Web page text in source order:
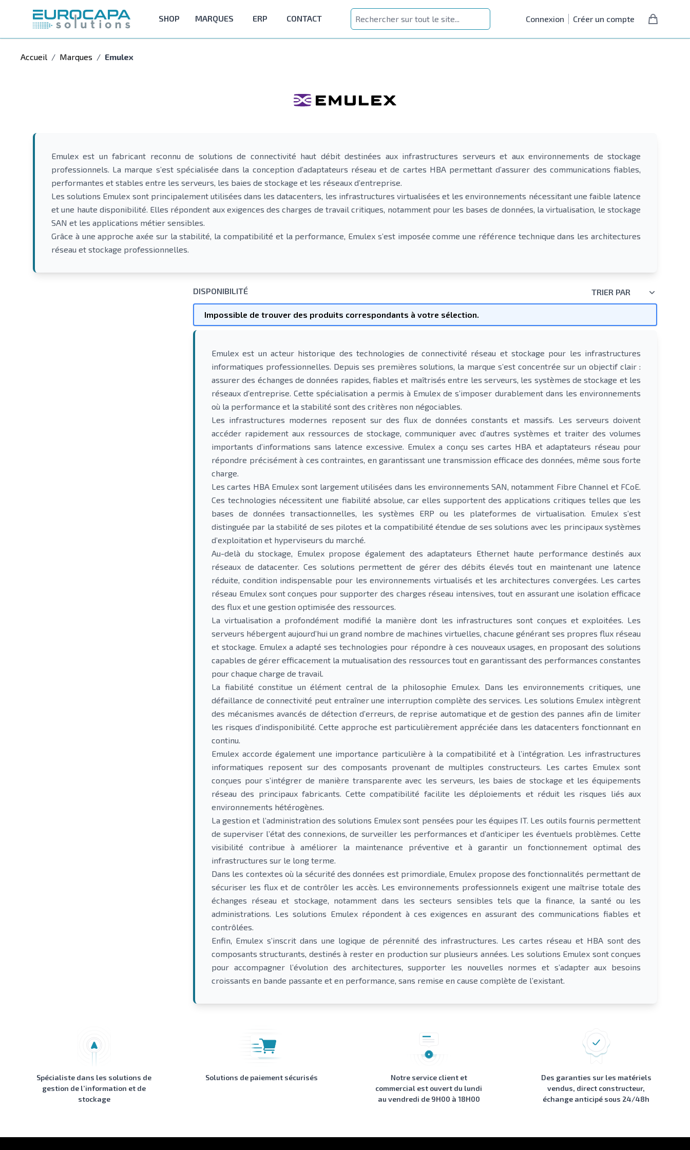
SHOP
MARQUES ERP CONTACT Connexion Créer un compte
Accueil / Marques / Emulex
Emulex est un fabricant reconnu de solutions de connectivité haut débit destinées aux infrastructures serveurs et aux environnements de stockage
professionnels. La marque s’est spécialisée dans la conception d’adaptateurs réseau et de cartes HBA permettant d’assurer des communications fiables,
performantes et stables entre les serveurs, les baies de stockage et les réseaux d’entreprise.
Les solutions Emulex sont principalement utilisées dans les datacenters, les infrastructures virtualisées et les environnements nécessitant une faible latence
et une haute disponibilité. Elles répondent aux exigences des charges de travail critiques, notamment pour les bases de données, la virtualisation, le stockage
SAN et les applications métier sensibles.
Grâce à une approche axée sur la stabilité, la compatibilité et la performance, Emulex s’est imposée comme une référence technique dans les architectures
réseau et stockage professionnelles.
DISPONIBILITÉ TRIER PAR
Impossible de trouver des produits correspondants à votre sélection.
Emulex est un acteur historique des technologies de connectivité réseau et stockage pour les infrastructures
informatiques professionnelles. Depuis ses premières solutions, la marque s’est concentrée sur un objectif clair :
assurer des échanges de données rapides, fiables et maîtrisés entre les serveurs, les systèmes de stockage et les
réseaux d’entreprise. Cette spécialisation a permis à Emulex de s’imposer durablement dans les environnements
où la performance et la stabilité sont des critères non négociables.
Les infrastructures modernes reposent sur des flux de données constants et massifs. Les serveurs doivent
accéder rapidement aux ressources de stockage, communiquer avec d’autres systèmes et traiter des volumes
importants d’informations sans latence excessive. Emulex a conçu ses cartes HBA et adaptateurs réseau pour
répondre précisément à ces contraintes, en garantissant une transmission efficace des données, même sous forte
charge.
Les cartes HBA Emulex sont largement utilisées dans les environnements SAN, notamment Fibre Channel et FCoE.
Ces technologies nécessitent une fiabilité absolue, car elles supportent des applications critiques telles que les
bases de données transactionnelles, les systèmes ERP ou les plateformes de virtualisation. Emulex s’est
distinguée par la stabilité de ses pilotes et la compatibilité étendue de ses solutions avec les principaux systèmes
d’exploitation et hyperviseurs du marché.
Au-delà du stockage, Emulex propose également des adaptateurs Ethernet haute performance destinés aux
réseaux de datacenter. Ces solutions permettent de gérer des débits élevés tout en maintenant une latence
réduite, condition indispensable pour les environnements virtualisés et les architectures convergées. Les cartes
réseau Emulex sont conçues pour supporter des charges réseau intensives, tout en assurant une isolation efficace
des flux et une gestion optimisée des ressources.
La virtualisation a profondément modifié la manière dont les infrastructures sont conçues et exploitées. Les
serveurs hébergent aujourd’hui un grand nombre de machines virtuelles, chacune générant ses propres flux réseau
et stockage. Emulex a adapté ses technologies pour répondre à ces nouveaux usages, en proposant des solutions
capables de gérer efficacement la mutualisation des ressources tout en garantissant des performances constantes
pour chaque charge de travail.
La fiabilité constitue un élément central de la philosophie Emulex. Dans les environnements critiques, une
défaillance de connectivité peut entraîner une interruption complète des services. Les solutions Emulex intègrent
des mécanismes avancés de détection d’erreurs, de reprise automatique et de gestion des pannes afin de limiter
les risques d’indisponibilité. Cette approche est particulièrement appréciée dans les datacenters fonctionnant en
continu.
Emulex accorde également une importance particulière à la compatibilité et à l’intégration. Les infrastructures
informatiques reposent sur des composants provenant de multiples constructeurs. Les cartes Emulex sont
conçues pour s’intégrer de manière transparente avec les serveurs, les baies de stockage et les équipements
réseau des principaux fabricants. Cette compatibilité facilite les déploiements et réduit les risques liés aux
environnements hétérogènes.
La gestion et l’administration des solutions Emulex sont pensées pour les équipes IT. Les outils fournis permettent
de superviser l’état des connexions, de surveiller les performances et d’anticiper les éventuels problèmes. Cette
visibilité contribue à améliorer la maintenance préventive et à garantir un fonctionnement optimal des
infrastructures sur le long terme.
Dans les contextes où la sécurité des données est primordiale, Emulex propose des fonctionnalités permettant de
sécuriser les flux et de contrôler les accès. Les environnements professionnels exigent une maîtrise totale des
échanges réseau et stockage, notamment dans les secteurs sensibles tels que la finance, la santé ou les
administrations. Les solutions Emulex répondent à ces exigences en assurant des communications fiables et
contrôlées.
Enfin, Emulex s’inscrit dans une logique de pérennité des infrastructures. Les cartes réseau et HBA sont des
composants structurants, destinés à rester en production sur plusieurs années. Les solutions Emulex sont conçues
pour accompagner l’évolution des architectures, supporter les nouvelles normes et s’adapter aux besoins
croissants en bande passante et en performance, sans remise en cause complète de l’existant.
Spécialiste dans les solutions de
gestion de l’information et de
stockage
Solutions de paiement sécurisés
Notre service client et
commercial est ouvert du lundi
au vendredi de 9H00 à 18H00
Des garanties sur les matériels
vendus, direct constructeur,
échange anticipé sous 24/48h